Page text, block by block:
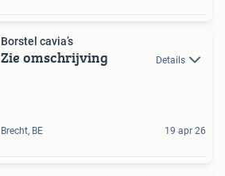
Borstel cavia’s
Zie omschrijving Details
Brecht, BE 19 apr 26